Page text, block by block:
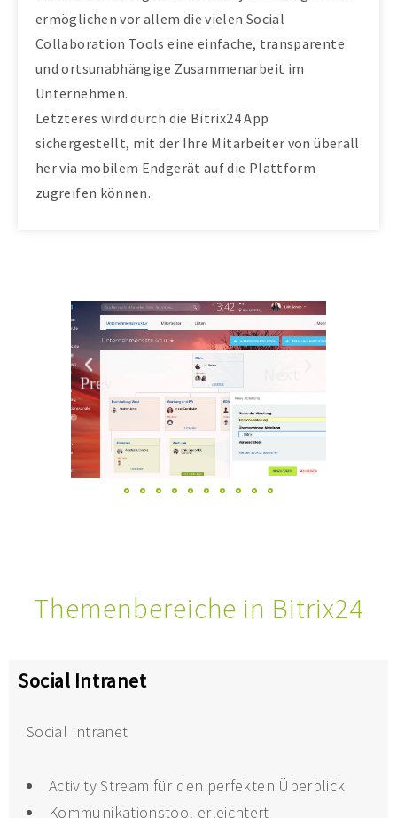
ermöglichen vor allem die vielen Social
Collaboration Tools eine einfache, transparente
und ortsunabhängige Zusammenarbeit im
Unternehmen.
Letzteres wird durch die Bitrix24 App
sichergestellt, mit der Ihre Mitarbeiter von überall
her via mobilem Endgerät auf die Plattform
zugreifen können.
Prev
Themenbereiche in Bitrix24
Social Intranet
Social Intranet
Activity Stream für den perfekten Überblick
Kommunikationstool erleichtert